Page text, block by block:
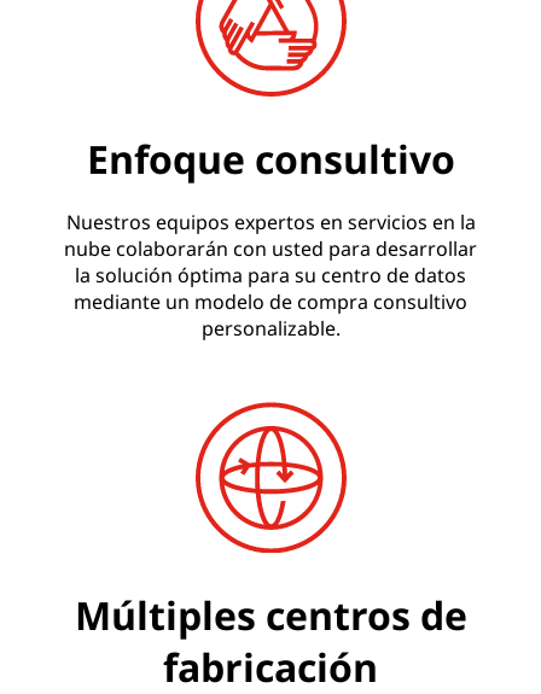
Enfoque consultivo
Nuestros equipos expertos en servicios en la
nube colaborarán con usted para desarrollar
la solución óptima para su centro de datos
mediante un modelo de compra consultivo
personalizable.
Múltiples centros de
fabricación